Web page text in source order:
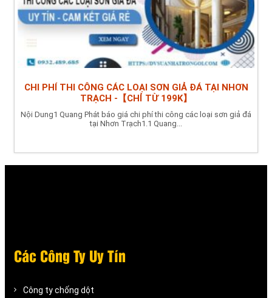
CHI PHÍ THI CÔNG CÁC LOẠI SƠN GIẢ ĐÁ TẠI NHƠN
TRẠCH -【CHỈ TỪ 199K】
Nội Dung1 Quang Phát báo giá chi phí thi công các loại sơn giả đá
tại Nhơn Trạch1.1 Quang...
Các Công Ty Uy Tín
Công ty chống dột